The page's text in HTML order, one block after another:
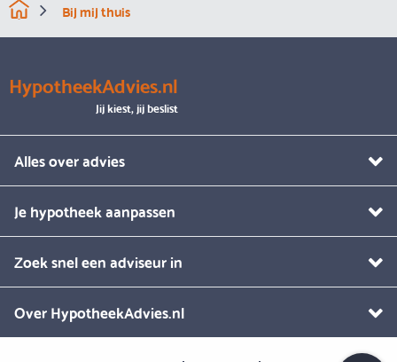
Bij mij thuis
HypotheekAdvies.nl
Jij kiest, jij beslist
Alles over advies
Je hypotheek aanpassen
Zoek snel een adviseur in
Over HypotheekAdvies.nl